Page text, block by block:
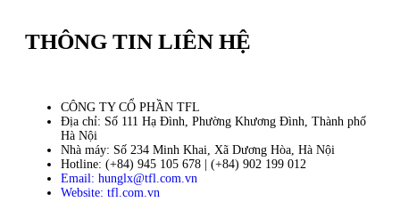
THÔNG TIN LIÊN HỆ
CÔNG TY CỔ PHẦN TFL
Địa chỉ: Số 111 Hạ Đình, Phường Khương Đình, Thành phố
Hà Nội
Nhà máy: Số 234 Minh Khai, Xã Dương Hòa, Hà Nội
Hotline: (+84) 945 105 678 | (+84) 902 199 012
Email: hunglx@tfl.com.vn
Website: tfl.com.vn